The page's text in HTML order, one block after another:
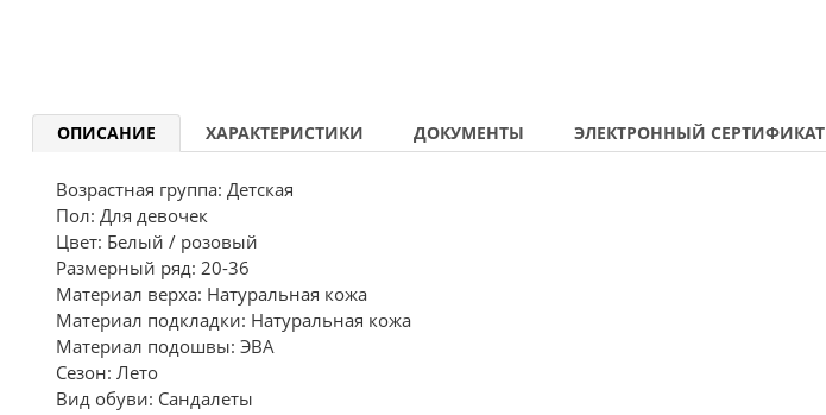
ОПИСАНИЕ ХАРАКТЕРИСТИКИ ДОКУМЕНТЫ ЭЛЕКТРОННЫЙ СЕРТИФИКАТ
Возрастная группа: Детская
Пол: Для девочек
Цвет: Белый / розовый
Размерный ряд: 20-36
Материал верха: Натуральная кожа
Материал подкладки: Натуральная кожа
Материал подошвы: ЭВА
Сезон: Лето
Вид обуви: Сандалеты